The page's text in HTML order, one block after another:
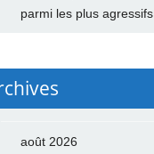
parmi les plus agressifs
août 2026